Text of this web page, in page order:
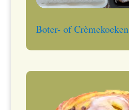
Boter- of Crèmekoeken